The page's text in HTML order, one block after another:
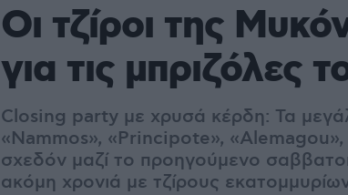
Oι τζίροι της
για τις μπριζόλες
Closing party με χρυσά κέρδη: Τα
«Nammos», «Principote», «Αlemagou»,
σχεδόν μαζί το προηγούμενο
ακόμη χρονιά με τζίρους